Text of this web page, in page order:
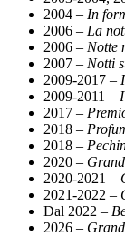
2004 – In
2006 – La
2006 – Notte
2007 – Notti
2009-2017 –
2009-2011 –
2017 –
2018 –
2018 –
2020 –
2020-2021 –
2021-2022 –
Dal 2022 –
2026 –